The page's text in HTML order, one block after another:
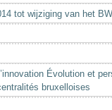
tot wijziging van het
Évolution et
bruxelloises